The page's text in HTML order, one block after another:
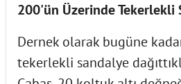
200'ün Üzerinde Tekerlekli
Dernek olarak bugüne
tekerlekli sandalye